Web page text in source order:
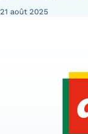
21 août 2025